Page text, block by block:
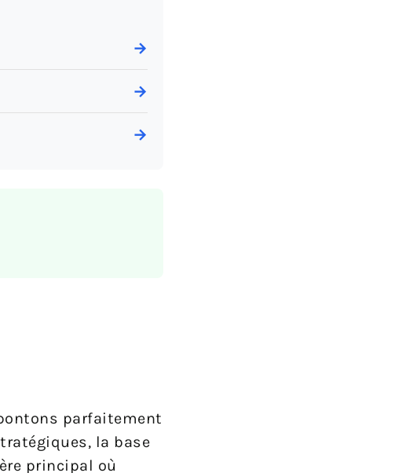
→
→
→
parfaitement
la base
principal où